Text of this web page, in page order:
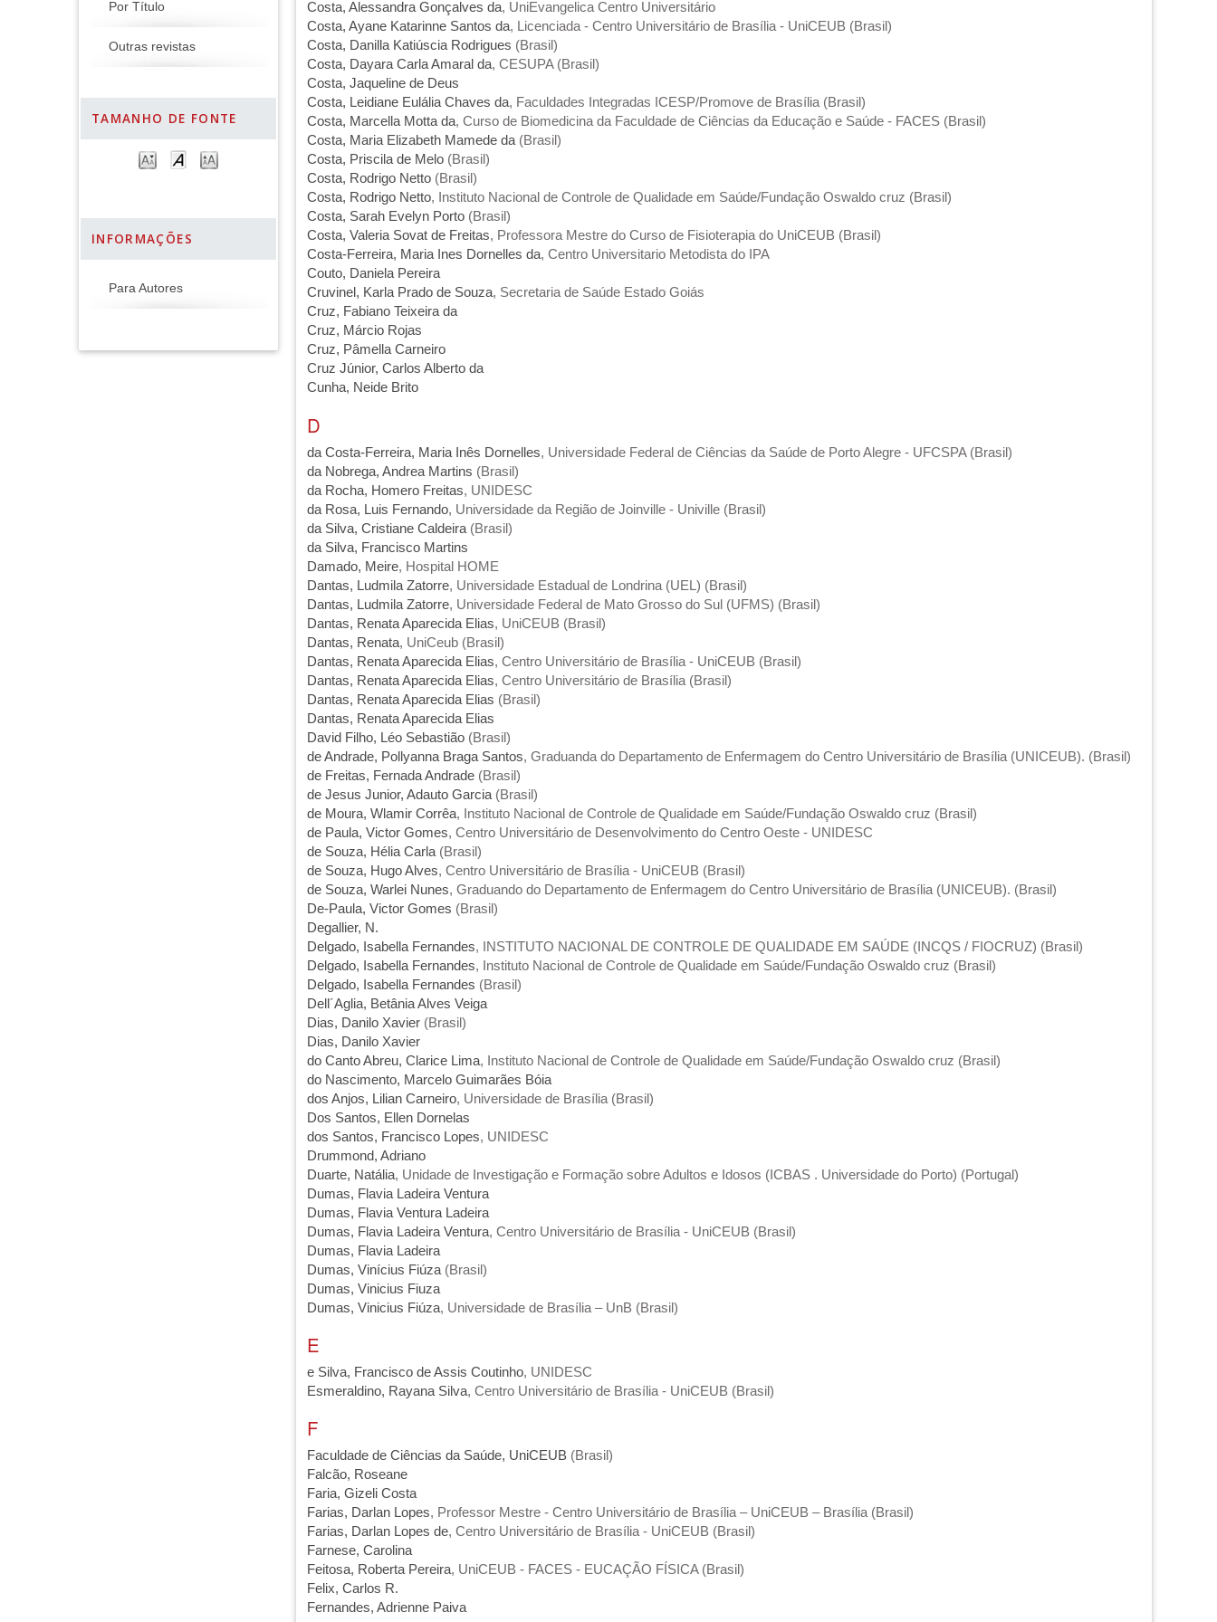
Por Título
Outras revistas
TAMANHO DE FONTE
INFORMAÇÕES
Para Autores
Costa, Alessandra Gonçalves da, UniEvangelica Centro Universitário
Costa, Ayane Katarinne Santos da, Licenciada - Centro Universitário de Brasília - UniCEUB (Brasil)
Costa, Danilla Katiúscia Rodrigues (Brasil)
Costa, Dayara Carla Amaral da, CESUPA (Brasil)
Costa, Jaqueline de Deus
Costa, Leidiane Eulália Chaves da, Faculdades Integradas ICESP/Promove de Brasília (Brasil)
Costa, Marcella Motta da, Curso de Biomedicina da Faculdade de Ciências da Educação e Saúde - FACES (Brasil)
Costa, Maria Elizabeth Mamede da(Brasil)
Costa, Priscila de Melo (Brasil)
Costa, Rodrigo Netto (Brasil)
Costa, Rodrigo Netto, Instituto Nacional de Controle de Qualidade em Saúde/Fundação Oswaldo cruz (Brasil)
Costa, Sarah Evelyn Porto (Brasil)
Costa, Valeria Sovat de Freitas, Professora Mestre do Curso de Fisioterapia do UniCEUB (Brasil)
Costa-Ferreira, Maria Ines Dornelles da, Centro Universitario Metodista do IPA
Couto, Daniela Pereira
Cruvinel, Karla Prado de Souza, Secretaria de Saúde Estado Goiás
Cruz, Fabiano Teixeira da
Cruz, Márcio Rojas
Cruz, Pâmella Carneiro
Cruz Júnior, Carlos Alberto da
Cunha, Neide Brito
D
da Costa-Ferreira, Maria Inês Dornelles, Universidade Federal de Ciências da Saúde de Porto Alegre - UFCSPA (Brasil)
da Nobrega, Andrea Martins (Brasil)
da Rocha, Homero Freitas, UNIDESC
da Rosa, Luis Fernando, Universidade da Região de Joinville - Univille (Brasil)
da Silva, Cristiane Caldeira (Brasil)
da Silva, Francisco Martins
Damado, Meire, Hospital HOME
Dantas, Ludmila Zatorre, Universidade Estadual de Londrina (UEL) (Brasil)
Dantas, Ludmila Zatorre, Universidade Federal de Mato Grosso do Sul (UFMS) (Brasil)
Dantas, Renata Aparecida Elias, UniCEUB (Brasil)
Dantas, Renata, UniCeub (Brasil)
Dantas, Renata Aparecida Elias, Centro Universitário de Brasília - UniCEUB (Brasil)
Dantas, Renata Aparecida Elias, Centro Universitário de Brasília (Brasil)
Dantas, Renata Aparecida Elias (Brasil)
Dantas, Renata Aparecida Elias
David Filho, Léo Sebastião (Brasil)
de Andrade, Pollyanna Braga Santos, Graduanda do Departamento de Enfermagem do Centro Universitário de Brasília (UNICEUB). (Brasil)
de Freitas, Fernada Andrade (Brasil)
de Jesus Junior, Adauto Garcia (Brasil)
de Moura, Wlamir Corrêa, Instituto Nacional de Controle de Qualidade em Saúde/Fundação Oswaldo cruz (Brasil)
de Paula, Victor Gomes, Centro Universitário de Desenvolvimento do Centro Oeste - UNIDESC
de Souza, Hélia Carla (Brasil)
de Souza, Hugo Alves, Centro Universitário de Brasília - UniCEUB (Brasil)
de Souza, Warlei Nunes, Graduando do Departamento de Enfermagem do Centro Universitário de Brasília (UNICEUB). (Brasil)
De-Paula, Victor Gomes (Brasil)
Degallier, N.
Delgado, Isabella Fernandes, INSTITUTO NACIONAL DE CONTROLE DE QUALIDADE EM SAÚDE (INCQS / FIOCRUZ) (Brasil)
Delgado, Isabella Fernandes, Instituto Nacional de Controle de Qualidade em Saúde/Fundação Oswaldo cruz (Brasil)
Delgado, Isabella Fernandes (Brasil)
Dell´Aglia, Betânia Alves Veiga
Dias, Danilo Xavier (Brasil)
Dias, Danilo Xavier
do Canto Abreu, Clarice Lima, Instituto Nacional de Controle de Qualidade em Saúde/Fundação Oswaldo cruz (Brasil)
do Nascimento, Marcelo Guimarães Bóia
dos Anjos, Lilian Carneiro, Universidade de Brasília (Brasil)
Dos Santos, Ellen Dornelas
dos Santos, Francisco Lopes, UNIDESC
Drummond, Adriano
Duarte, Natália, Unidade de Investigação e Formação sobre Adultos e Idosos (ICBAS . Universidade do Porto) (Portugal)
Dumas, Flavia Ladeira Ventura
Dumas, Flavia Ventura Ladeira
Dumas, Flavia Ladeira Ventura, Centro Universitário de Brasília - UniCEUB (Brasil)
Dumas, Flavia Ladeira
Dumas, Vinícius Fiúza (Brasil)
Dumas, Vinicius Fiuza
Dumas, Vinicius Fiúza, Universidade de Brasília – UnB (Brasil)
E
e Silva, Francisco de Assis Coutinho, UNIDESC
Esmeraldino, Rayana Silva, Centro Universitário de Brasília - UniCEUB (Brasil)
F
Faculdade de Ciências da Saúde, UniCEUB (Brasil)
Falcão, Roseane
Faria, Gizeli Costa
Farias, Darlan Lopes, Professor Mestre - Centro Universitário de Brasília – UniCEUB – Brasília (Brasil)
Farias, Darlan Lopes de, Centro Universitário de Brasília - UniCEUB (Brasil)
Farnese, Carolina
Feitosa, Roberta Pereira, UniCEUB - FACES - EUCAÇÃO FÍSICA (Brasil)
Felix, Carlos R.
Fernandes, Adrienne Paiva